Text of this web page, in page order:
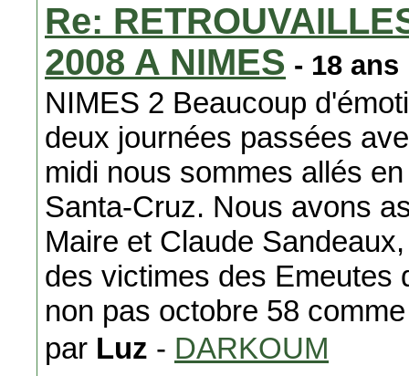
Re:
2008 A NIMES - 18 ans
NIMES 2 Beaucoup
deux journées passées
midi nous sommes allés
Santa-Cruz. Nous avons
Maire et Claude
des victimes des Emeutes
non pas octobre 58
par Luz - DARKOUM